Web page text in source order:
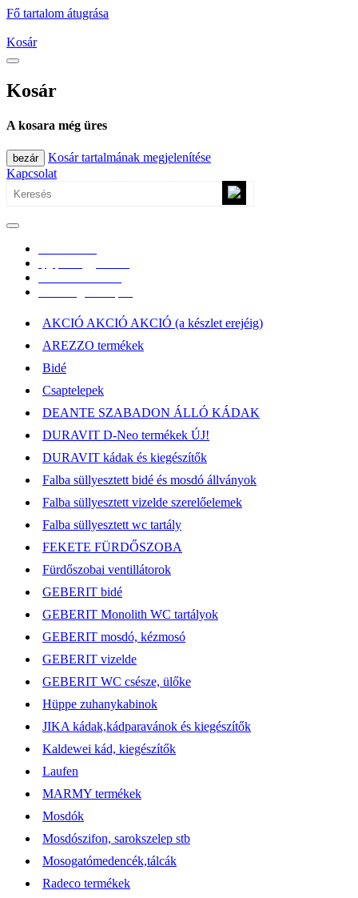
Fő tartalom átugrása
Kosár
Kosár
A kosara még üres
bezár
Kosár tartalmának megjelenítése
Kapcsolat
AKCIÓ AKCIÓ AKCIÓ (a készlet erejéig)
AREZZO termékek
Bidé
Csaptelepek
DEANTE SZABADON ÁLLÓ KÁDAK
DURAVIT D-Neo termékek ÚJ!
DURAVIT kádak és kiegészítők
Falba süllyesztett bidé és mosdó állványok
Falba süllyesztett vizelde szerelőelemek
Falba süllyesztett wc tartály
FEKETE FÜRDŐSZOBA
Fürdőszobai ventillátorok
GEBERIT bidé
GEBERIT Monolith WC tartályok
GEBERIT mosdó, kézmosó
GEBERIT vizelde
GEBERIT WC csésze, ülőke
Hüppe zuhanykabinok
JIKA kádak,kádparavánok és kiegészítők
Kaldewei kád, kiegészítők
Laufen
MARMY termékek
Mosdók
Mosdószifon, sarokszelep stb
Mosogatómedencék,tálcák
Radeco termékek